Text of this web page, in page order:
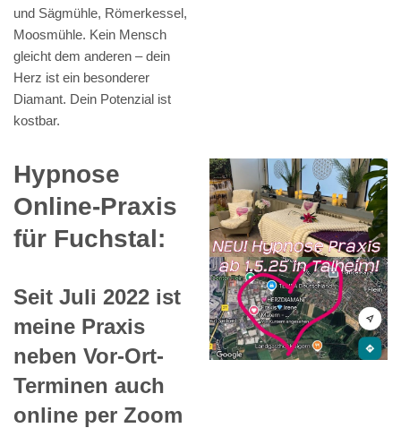
und Sägmühle, Römerkessel,
Moosmühle. Kein Mensch
gleicht dem anderen – dein
Herz ist ein besonderer
Diamant. Dein Potenzial ist
kostbar.
Hypnose
Online-Praxis
für Fuchstal:
Seit Juli 2022 ist
meine Praxis
neben Vor-Ort-
Terminen auch
online per Zoom